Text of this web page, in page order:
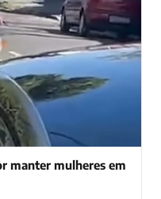
manter mulheres em